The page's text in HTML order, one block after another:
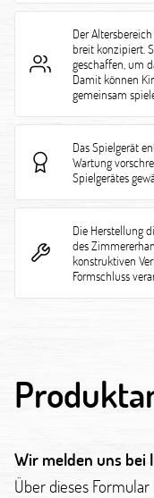
Der
breit konzipiert.
geschaffen, um
Damit können
gemeinsam
Das Spielgerät
Wartung
Spielgerätes
Die Herstellung
des
konstruktiven
Formschluss
Wir melden uns bei
Über dieses